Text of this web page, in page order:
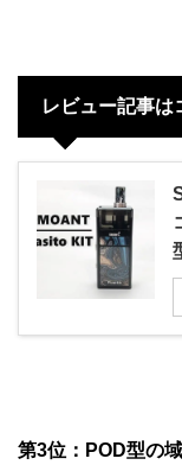
レビュー記事は
第3位：POD型の